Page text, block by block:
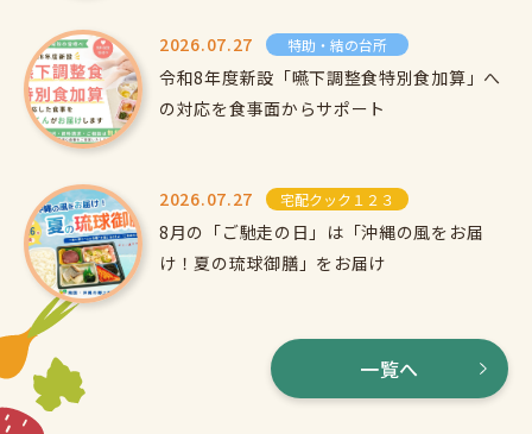
2026.07.27 特助・結の台所
令和8年度新設「嚥下調整食特別食加算」へ
の対応を食事面からサポート
2026.07.27 宅配クック１２３
8月の「ご馳走の日」は「沖縄の風をお届
け！夏の琉球御膳」をお届け
一覧へ